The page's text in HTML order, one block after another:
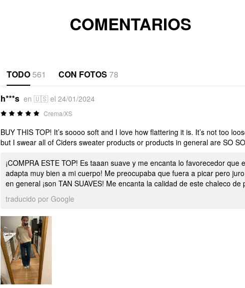
COMENTARIOS
TODO561 CON FOTOS 78
h***s en 🇺🇸 el 24/01/2024
Crema/XS
BUY THIS TOP! It’s soooo soft and I love how flattering it is. It’s not too
but I swear all of Ciders sweater products or products in general are SO
¡COMPRA ESTE TOP! Es taaan suave y me encanta lo favorecedor
adapta muy bien a mi cuerpo! Me preocupaba que fuera a picar pero
en general ¡son TAN SUAVES! Me encanta la calidad de este chaleco de
traducido por Google